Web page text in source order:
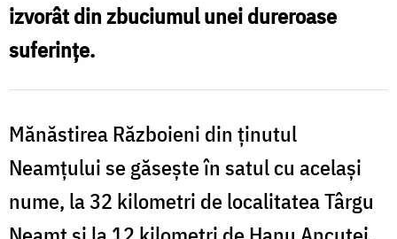
izvorât din zbuciumul unei dureroase
suferinţe.
Mănăstirea Războieni din ținutul
Neamțului se găsește în satul cu acelaşi
nume, la 32 kilometri de localitatea Târgu